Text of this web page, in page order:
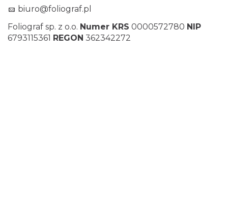
biuro@foliograf.pl
Foliograf sp. z o.o. Numer KRS 0000572780 NIP
6793115361 REGON 362342272